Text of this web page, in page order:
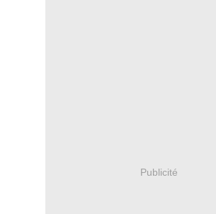
Publicité